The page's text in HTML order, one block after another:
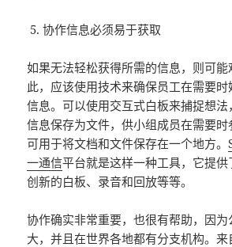
协作信息必须易于获取
如果无法轻松获得所需的信息，则可
此，应该使用技术来确保员工在需要
信息。可以使用交互式白板来捕捉想
信息保存为文件，供小组成员在需要
可用于将文档和文件保存在一个地方。
一通信平台就是这样一种工具，它提供
创新的白板、录音和回放等等。
协作确实非常重要，也很有帮助，因
大，并且在世界各地都有分支机构。